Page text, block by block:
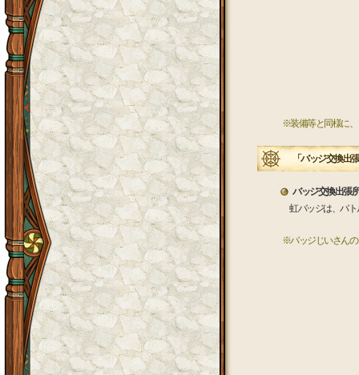
※装備等と同様に、
「バッジ交換出
バッジ交換出張
虹バッジは、バト
※バッジじいさんの